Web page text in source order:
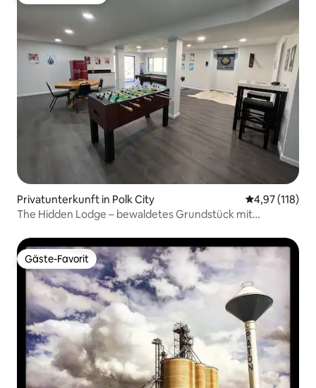
Privatunterkunft in Polk City
4,97 (118)
The Hidden Lodge – bewaldetes Grundstück mit
Gäste-Favorit
Gäste-Favorit